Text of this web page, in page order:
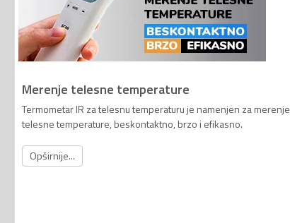
Merenje telesne temperature
Termometar IR za telesnu temperaturu je namenjen za merenje
telesne temperature, beskontaktno, brzo i efikasno.
Opširnije...